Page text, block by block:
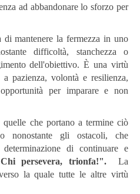
ad abbandonare lo sforzo per
di mantenere la fermezza in uno
difficoltà, stanchezza o
dell'obiettivo. È una virtù
pazienza, volontà e resilienza,
per imparare e non
quelle che portano a termine ciò
nonostante gli ostacoli, che
di continuare e
persevera, trionfa!".
La
la quale tutte le altre virtù